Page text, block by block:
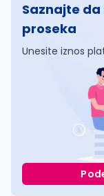
Saznajte
proseka
Unesite iznos